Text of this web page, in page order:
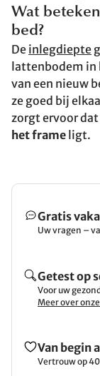
Wat
bed?
De inlegdiepte
lattenbodem in
van een nieuw
ze goed bij
zorgt ervoor
het frame ligt.
Gratis
Uw vragen –
Getest op
Voor uw
Meer over
Van begin
Vertrouw op